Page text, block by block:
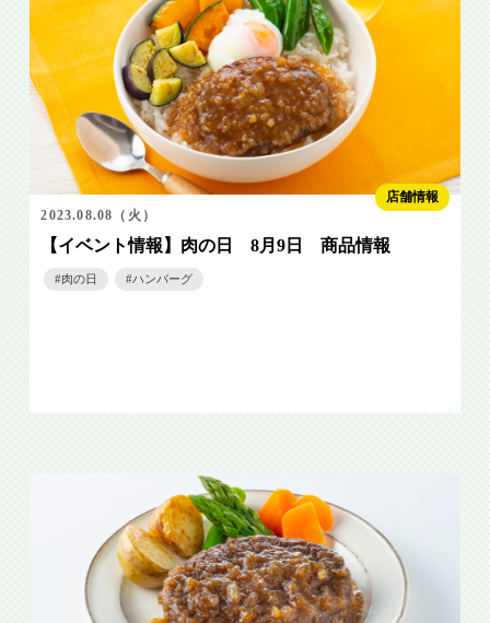
店舗情報
2023.08.08（火）
【イベント情報】肉の日 8月9日 商品情報
肉の日 ハンバーグ